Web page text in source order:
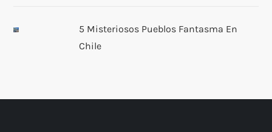
5 Misteriosos Pueblos Fantasma En
Chile